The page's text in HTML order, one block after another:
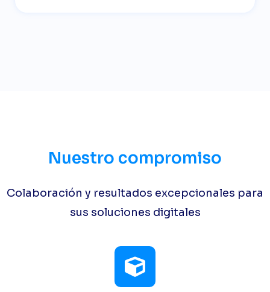
Nuestro compromiso
Colaboración y resultados excepcionales para
sus soluciones digitales